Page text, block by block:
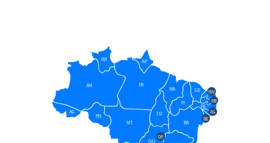
BA
SE
PE
AL
AM PA
MT
RO
AC
AP
GO
PI
CE
RR
TO
MA
RN
PB
DF